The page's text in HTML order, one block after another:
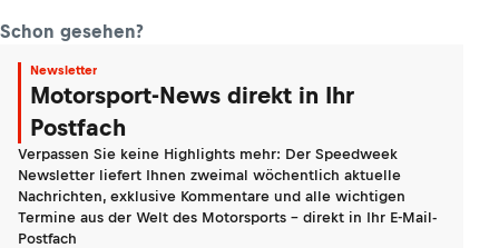
Schon gesehen?
Newsletter
Motorsport-News direkt in Ihr
Postfach
Verpassen Sie keine Highlights mehr: Der Speedweek
Newsletter liefert Ihnen zweimal wöchentlich aktuelle
Nachrichten, exklusive Kommentare und alle wichtigen
Termine aus der Welt des Motorsports - direkt in Ihr E-Mail-
Postfach